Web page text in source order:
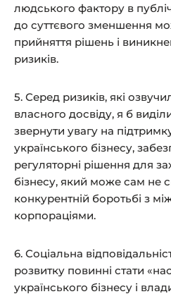
людського фактору в
до суттєвого зменшення
прийняття рішень і
ризиків.
5. Серед ризиків, які
власного досвіду, я б
звернути увагу на
українського бізнесу,
регуляторні рішення для
бізнесу, який може сам не
конкурентній боротьбі з
корпораціями.
6. Соціальна
розвитку повинні стати
українського бізнесу і